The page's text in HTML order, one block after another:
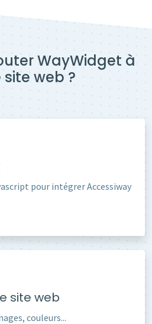
WayWidget à
web ?
pour intégrer Accessiway
site web
couleurs...